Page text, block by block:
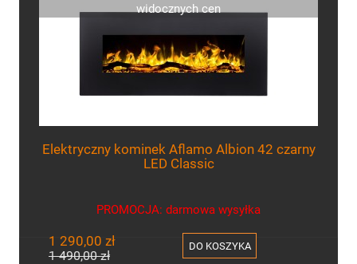
Elektryczny kominek Aflamo Albion 42 czarny
LED Classic
PROMOCJA: darmowa wysyłka
1 290,00 zł
1 490,00 zł
DO KOSZYKA
widocznych cen